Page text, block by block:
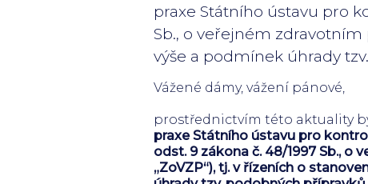
praxe Státního ústavu pro
Sb., o veřejném zdravotním
výše a podmínek úhrady
Vážené dámy, vážení pánové,
prostřednictvím této aktuality
praxe Státního ústavu pro
odst. 9 zákona č. 48/1997 Sb., o
„ZoVZP“), tj. v řízeních o